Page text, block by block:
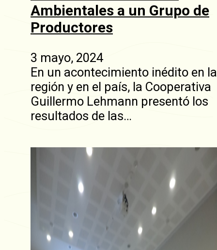
Ambientales a un Grupo de
Productores
3 mayo, 2024
En un acontecimiento inédito en la
región y en el país, la Cooperativa
Guillermo Lehmann presentó los
resultados de las…